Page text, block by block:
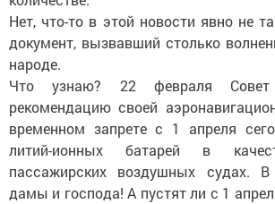
Нет, что-то в этой новости явно не
документ, вызвавший столько
народе.
Что узнаю? 22 февраля
рекомендацию своей
временном запрете с 1 апреля
литий-ионных батарей в
пассажирских воздушных судах. В
дамы и господа! А пустят ли с 1